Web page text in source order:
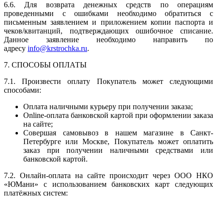
6.6. Для возврата денежных средств по операциям
проведенными с ошибками необходимо обратиться с
письменным заявлением и приложением копии паспорта и
чеков/квитанций, подтверждающих ошибочное списание.
Данное заявление необходимо направить по
адресу info@krstrochka.ru.
7. СПОСОБЫ ОПЛАТЫ
7.1. Произвести оплату Покупатель может следующими
способами:
Оплата наличными курьеру при получении заказа;
Оnline-оплата банковской картой при оформлении заказа
на сайте;
Совершая самовывоз в нашем магазине в Санкт-
Петербурге или Москве, Покупатель может оплатить
заказ при получении наличными средствами или
банковской картой.
7.2. Онлайн-оплата на сайте происходит через ООО НКО
«ЮМани» с использованием банковских карт следующих
платёжных систем: